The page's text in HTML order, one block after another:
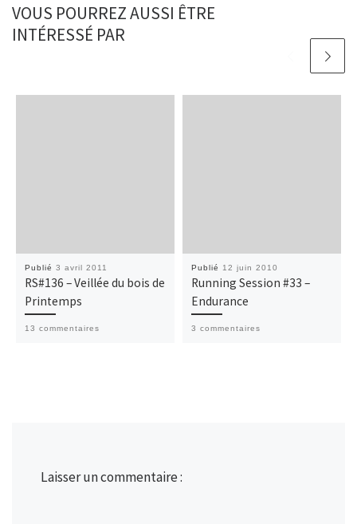
VOUS POURREZ AUSSI ÊTRE
INTÉRESSÉ PAR
Publié3 avril 2011
RS#136 – Veillée du bois de
Printemps
13 commentaires
Publié 12 juin 2010
Running Session #33 –
Endurance
3 commentaires
Laisser un commentaire :